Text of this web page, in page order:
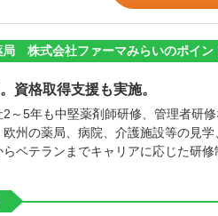
株式会社ファーマみらいのポイン
資格取得支援も実施。
～5年も中堅薬剤師研修、管理者研
州の薬局、病院、介護施設等の見
ベテランまでキャリアに応じた研修